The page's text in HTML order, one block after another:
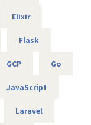
AIの開発
テム開発
開発 など
Elixir
Flask
GCP Go
JavaScript
Laravel